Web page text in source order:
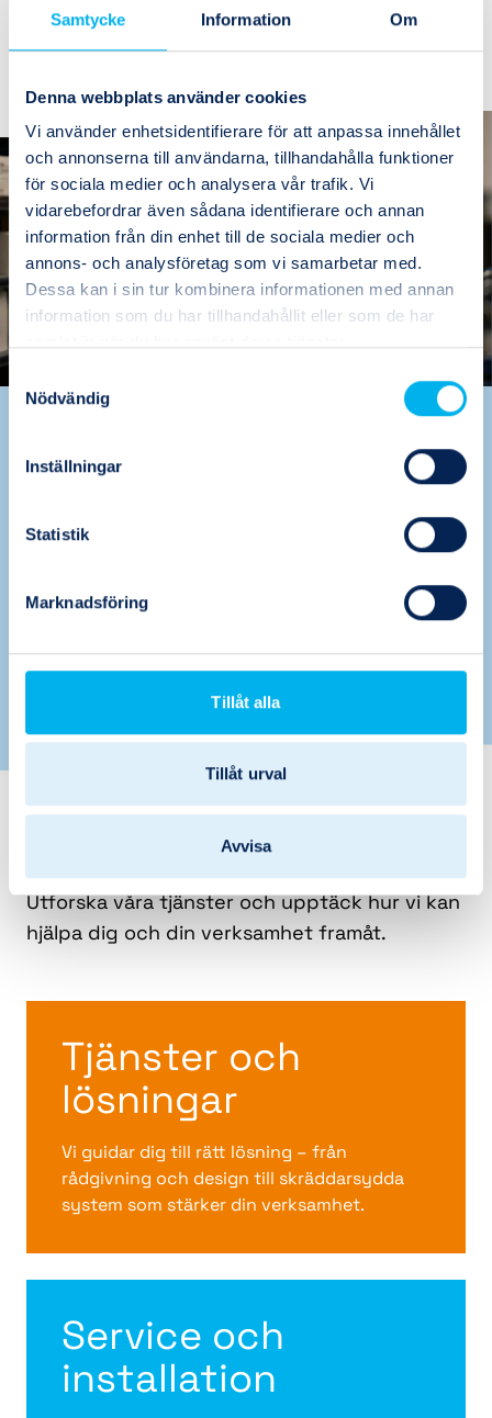
Samtycke Information Om
Denna webbplats använder cookies
Vi använder enhetsidentifierare för att anpassa innehållet
och annonserna till användarna, tillhandahålla funktioner
för sociala medier och analysera vår trafik. Vi
vidarebefordrar även sådana identifierare och annan
information från din enhet till de sociala medier och
annons- och analysföretag som vi samarbetar med.
Dessa kan i sin tur kombinera informationen med annan
information som du har tillhandahållit eller som de har
Nödvändig
Inställningar
Statistik
Marknadsföring
Tillåt alla
Tillåt urval
Avvisa
problemlösare, det är vi
Oavsett om det handlar om att förebygga
driftstopp, öka effektiviteten eller skapa
hållbara lösningar för framtiden, är vi här för
att stärka din verksamhet.
Nya utmaningar kräver
smarta lösningar
Utforska våra tjänster och upptäck hur vi kan
hjälpa dig och din verksamhet framåt.
Tjänster och
lösningar
Vi guidar dig till rätt lösning – från
rådgivning och design till skräddarsydda
system som stärker din verksamhet.
Service och
installation